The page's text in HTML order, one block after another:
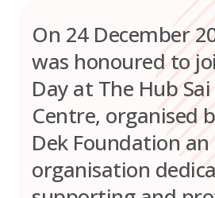
On 24 December
was honoured to
Day at The Hub
Centre, organised
Dek Foundation an
organisation